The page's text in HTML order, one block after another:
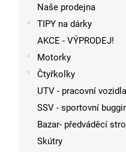
Naše prodejna
TIPY na dárky
AKCE - VÝPRODEJ!
Motorky
Čtyřkolky
UTV - pracovní
SSV - sportovní
Bazar- předváděcí
Skútry